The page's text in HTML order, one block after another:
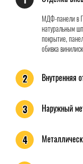
МДФ-панели в
натуральным
покрытие,
обивка
2 Внутренняя
3 Наружный
4